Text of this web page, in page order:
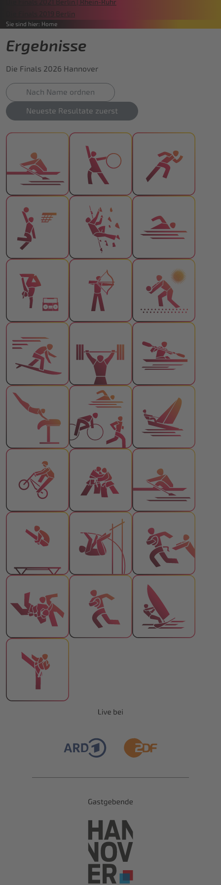
Die Finals 2021 Berlin | Rhein-Ruhr
Die Finals 2019 Berlin
Sie sind hier: Home
Ergebnisse
Die Finals 2026 Hannover
Nach Name ordnen
Neueste Resultate zuerst